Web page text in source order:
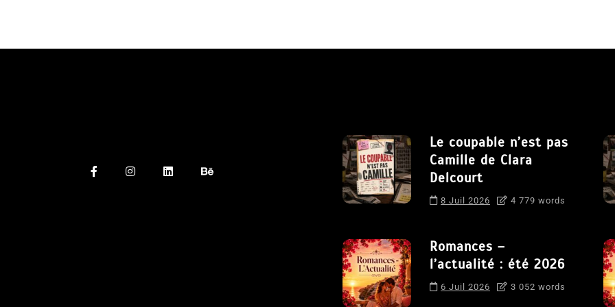
Le coupable n’est pas
Camille de Clara
Delcourt
8 Juil 2026 4 779 words
Romances –
l’actualité : été 2026
6 Juil 2026 3 052 words